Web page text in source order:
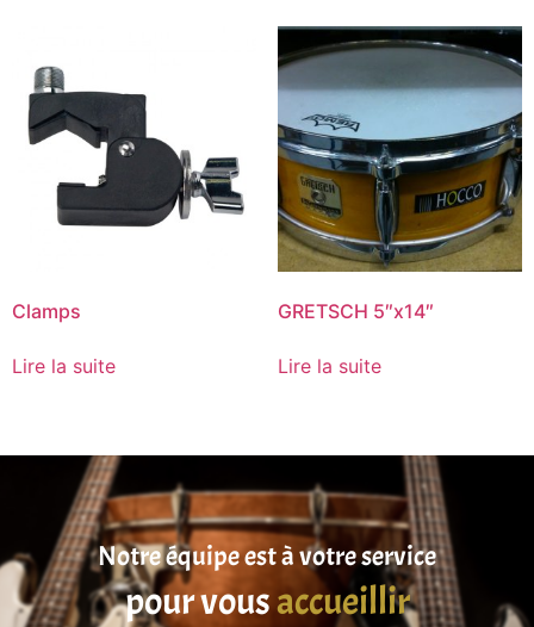
Clamps
Lire la suite
GRETSCH 5″x14″
Lire la suite
Notre équipe est à votre service
pour vousaccueillir